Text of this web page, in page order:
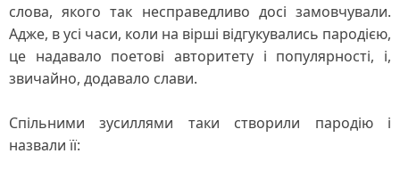
слова, якого так несправедливо досі замовчували.
Адже, в усі часи, коли на вірші відгукувались пародією,
це надавало поетові авторитету і популярності, і,
звичайно, додавало слави.
Спільними зусиллями таки створили пародію і
назвали її: